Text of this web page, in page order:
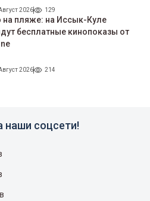
2026 129
на пляже: на Иссык-Куле
беcплатные кинопоказы от
2026 214
наши соцсети!